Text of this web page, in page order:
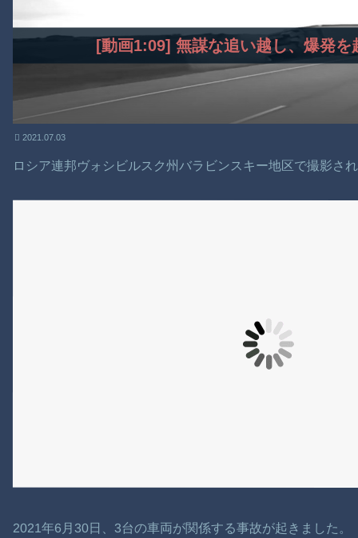
[動画1:09] 無謀な追い越し、爆発を
2021.07.03
ロシア連邦ヴォシビルスク州バラビンスキー地区で撮影さ
2021年6月30日、3台の車両が関係する事故が起きました。